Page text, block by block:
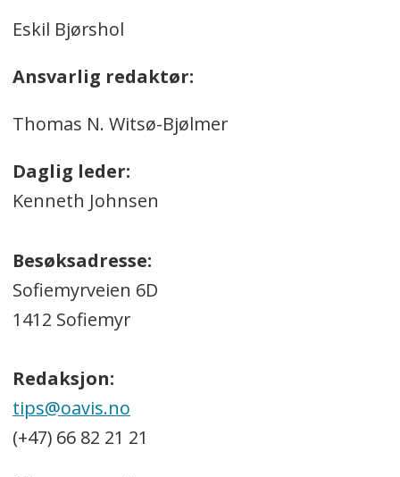
Eskil Bjørshol
Ansvarlig redaktør:
Thomas N. Witsø-Bjølmer
Daglig leder:
Kenneth Johnsen
Besøksadresse:
Sofiemyrveien 6D
1412 Sofiemyr
Redaksjon:
tips@oavis.no
(+47) 66 82 21 21